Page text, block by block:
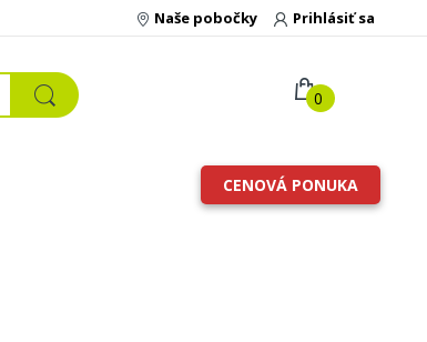
Prihlásiť sa
Naše pobočky
0
CENOVÁ PONUKA